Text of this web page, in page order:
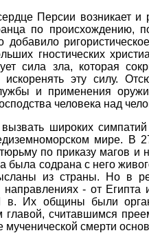
Персии возникает и
по происхождению,
добавило
гностических
сила зла, которая
эту силу.
и применения
человека над
широких
мире. В
по приказу магов и
была содрана с него
из страны. Но в
направлениях - от
в. Их общины были
считавшимся
смерти